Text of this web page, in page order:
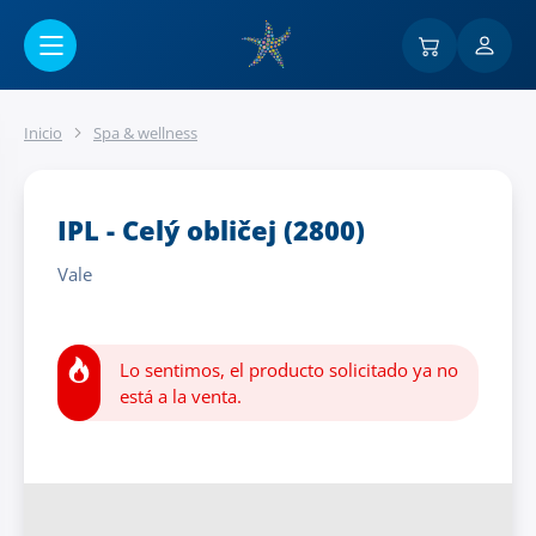
Inicio Spa & wellness
IPL - Celý obličej (2800)
Vale
Lo sentimos, el producto solicitado ya no
está a la venta.